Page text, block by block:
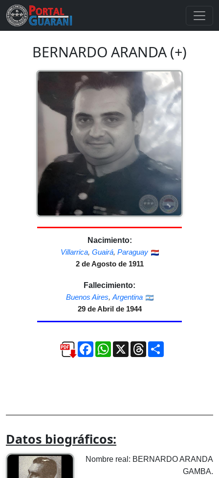
BERNARDO ARANDA (+)
Nacimiento:
Villarrica, Guairá, Paraguay
2 de Agosto de 1911
Fallecimiento:
Buenos Aires, Argentina
29 de Abril de 1944
FacebookWhatsApp
X ThreadsCompartir
Datos biográficos:
Nombre real: BERNARDO ARANDA
GAMBA.